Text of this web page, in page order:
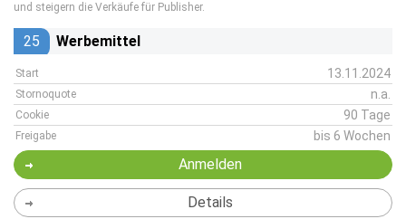
und steigern die Verkäufe für Publisher.
25 Werbemittel
Start 13.11.2024
Stornoquote n.a.
Cookie 90 Tage
Freigabe bis 6 Wochen
Anmelden
Details